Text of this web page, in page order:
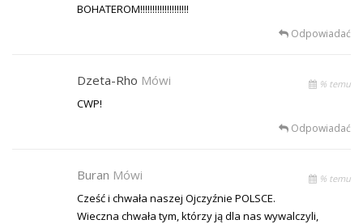
BOHATEROM!!!!!!!!!!!!!!!!!!!!
Odpowiadać
Dzeta-Rho Mówi % temu
CWP!
Odpowiadać
Buran Mówi % temu
Cześć i chwała naszej Ojczyźnie POLSCE.
Wieczna chwała tym, którzy ją dla nas wywalczyli,